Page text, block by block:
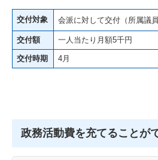
交付対象 会派に対して交付（所属議
交付額 一人当たり月額5千円
交付時期 4月
政務活動費を充てることが